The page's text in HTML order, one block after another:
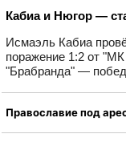
Кабиа и Нюгор —
Исмаэль Кабиа
поражение 1:2 от
"Брабранда" —
Православие под